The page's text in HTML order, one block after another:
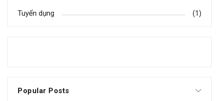
Tuyển dụng
(1)
Popular Posts